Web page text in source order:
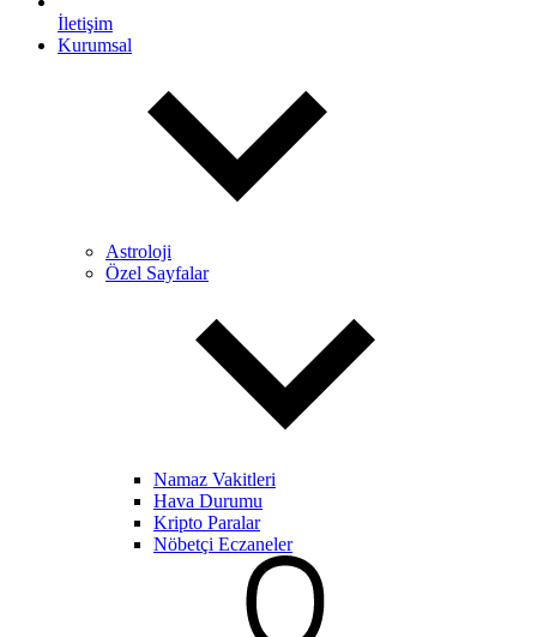
İletişim
Kurumsal
Astroloji
Özel Sayfalar
Namaz Vakitleri
Hava Durumu
Kripto Paralar
Nöbetçi Eczaneler